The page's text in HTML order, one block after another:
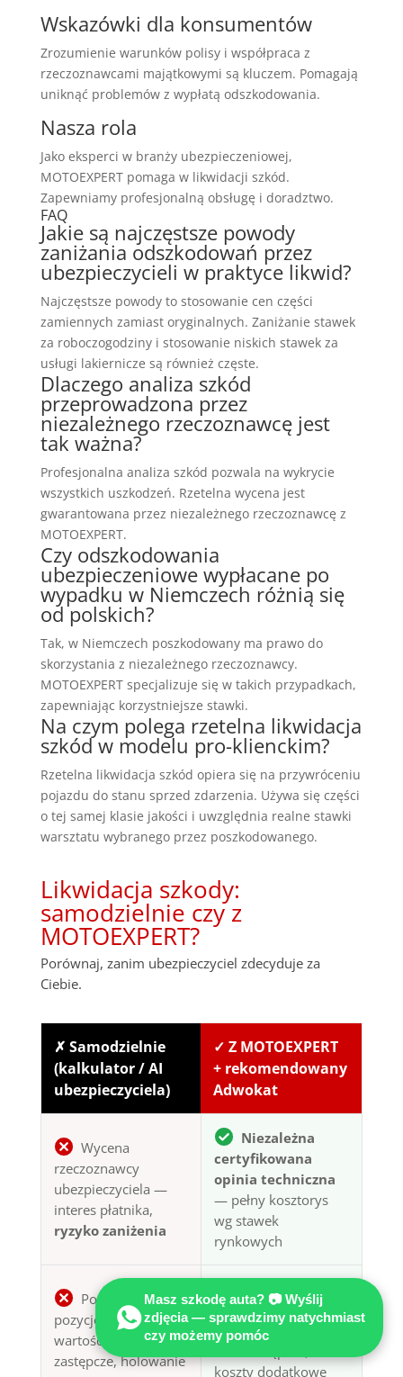
Wskazówki dla konsumentów
Zrozumienie warunków polisy i współpraca z
rzeczoznawcami majątkowymi są kluczem. Pomagają
uniknąć problemów z wypłatą odszkodowania.
Nasza rola
Jako eksperci w branży ubezpieczeniowej,
MOTOEXPERT pomaga w likwidacji szkód.
Zapewniamy profesjonalną obsługę i doradztwo.
FAQ
Jakie są najczęstsze powody
zaniżania odszkodowań przez
ubezpieczycieli w praktyce likwid?
Najczęstsze powody to stosowanie cen części
zamiennych zamiast oryginalnych. Zaniżanie stawek
za roboczogodziny i stosowanie niskich stawek za
usługi lakiernicze są również częste.
Dlaczego analiza szkód
przeprowadzona przez
niezależnego rzeczoznawcę jest
tak ważna?
Profesjonalna analiza szkód pozwala na wykrycie
wszystkich uszkodzeń. Rzetelna wycena jest
gwarantowana przez niezależnego rzeczoznawcę z
MOTOEXPERT.
Czy odszkodowania
ubezpieczeniowe wypłacane po
wypadku w Niemczech różnią się
od polskich?
Tak, w Niemczech poszkodowany ma prawo do
skorzystania z niezależnego rzeczoznawcy.
MOTOEXPERT specjalizuje się w takich przypadkach,
zapewniając korzystniejsze stawki.
Na czym polega rzetelna likwidacja
szkód w modelu pro-klienckim?
Rzetelna likwidacja szkód opiera się na przywróceniu
pojazdu do stanu sprzed zdarzenia. Używa się części
o tej samej klasie jakości i uwzględnia realne stawki
warsztatu wybranego przez poszkodowanego.
Likwidacja szkody:
samodzielnie czy z
MOTOEXPERT?
Porównaj, zanim ubezpieczyciel zdecyduje za
Ciebie.
✗ Samodzielnie
(kalkulator / AI
ubezpieczyciela)
✓ Z MOTOEXPERT
+ rekomendowany
Adwokat
Wycena
rzeczoznawcy
ubezpieczyciela —
interes płatnika,
ryzyko zaniżenia
Niezależna
certyfikowana
opinia techniczna
— pełny kosztorys
wg stawek
rynkowych
Pominięte
pozycje: utrata
wartości, auto
zastępcze, holowanie
Komplet
roszczeń: utrata
wartości pojazdu,
koszty dodatkowe
Masz szkodę auta? 📷 Wyślij
zdjęcia — sprawdzimy natychmiast
czy możemy pomóc